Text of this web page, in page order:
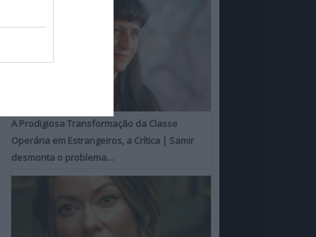
A Prodigiosa Transformação da Classe
Operária em Estrangeiros, a Crítica | Samir
desmonta o problema…